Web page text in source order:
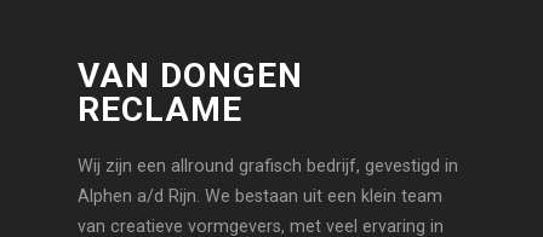
VAN DONGEN
RECLAME
Wij zijn een allround grafisch bedrijf, gevestigd in
Alphen a/d Rijn. We bestaan uit een klein team
van creatieve vormgevers, met veel ervaring in